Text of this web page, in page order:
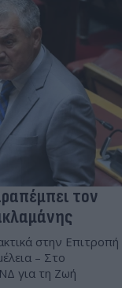
τον
στην Επιτροπή
– Στο
για τη Ζωή